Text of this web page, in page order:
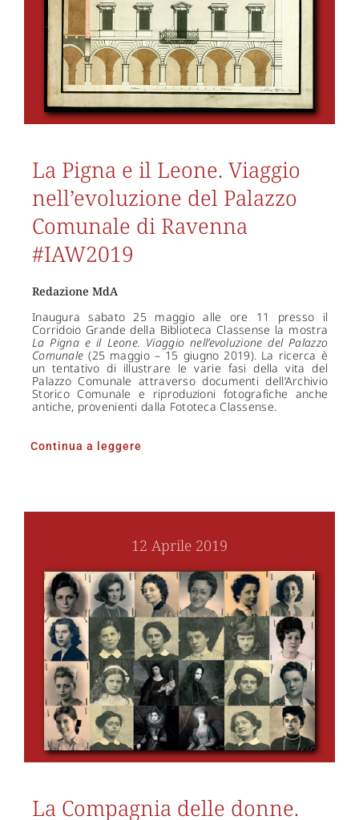
La Pigna e il Leone. Viaggio
nell’evoluzione del Palazzo
Comunale di Ravenna
#IAW2019
Redazione MdA
Inaugura sabato 25 maggio alle ore 11 presso il
Corridoio Grande della Biblioteca Classense la mostra
La Pigna e il Leone. Viaggio nell’evoluzione del Palazzo
Comunale (25 maggio – 15 giugno 2019). La ricerca è
un tentativo di illustrare le varie fasi della vita del
Palazzo Comunale attraverso documenti dell’Archivio
Storico Comunale e riproduzioni fotografiche anche
antiche, provenienti dalla Fototeca Classense.
Continua a leggere
12 Aprile 2019
La Compagnia delle donne.